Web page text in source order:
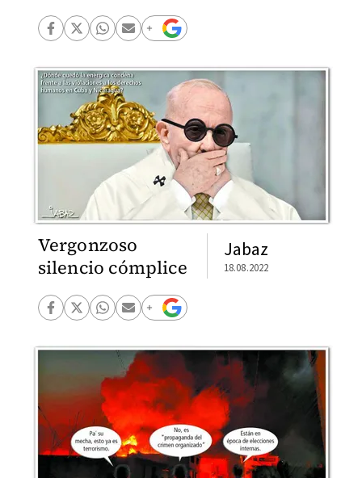
Vergonzoso
silencio cómplice
Jabaz
18.08.2022